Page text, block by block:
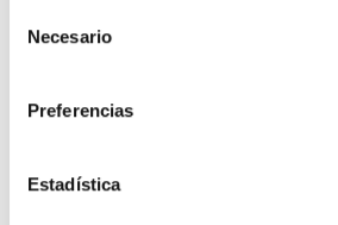
Necesario
Preferencias
Estadística